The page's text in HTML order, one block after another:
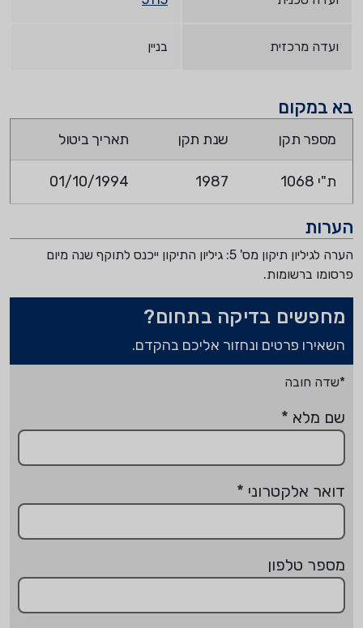
ועדה מרכזית בניין
בא במקום
מספר תקן שנת תקן תאריך ביטול
ת"י 1068 1987
01/10/1994
הערות
הערה לגיליון תיקון מס' 5: גיליון התיקון ייכנס לתוקף שנה מיום
פרסומו ברשומות.
מחפשים בדיקה בתחום?
השאירו פרטים ונחזור אליכם בהקדם.
*שדה חובה
שם מלא *
דואר אלקטרוני *
מספר טלפון